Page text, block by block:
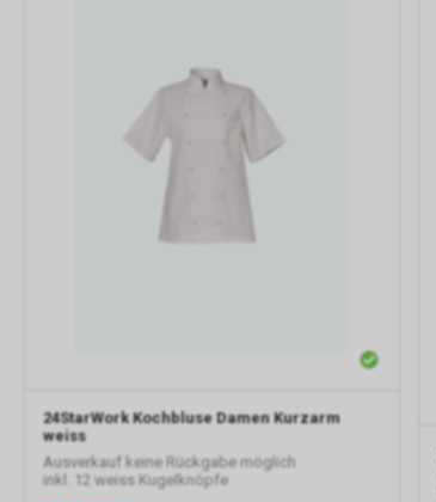
24StarWork Kochbluse Damen Kurzarm
weiss
Ausverkauf keine Rückgabe möglich
inkl. 12 weiss Kugelknöpfe